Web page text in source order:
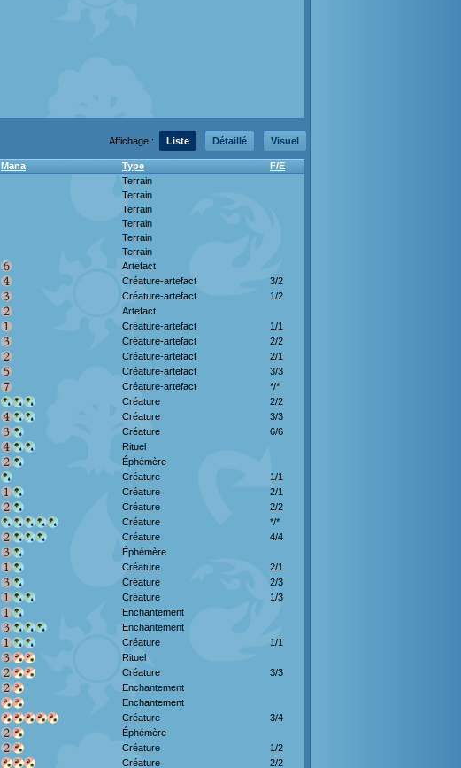
Affichage : Liste Détaillé Visuel
Mana Type
F/E
Terrain
Terrain
Terrain
Terrain
Terrain
Terrain
Artefact
Créature-artefact
3/2
Créature-artefact
1/2
Artefact
Créature-artefact
1/1
Créature-artefact
2/2
Créature-artefact
2/1
Créature-artefact
3/3
Créature-artefact
*/*
Créature
2/2
Créature
3/3
Créature
6/6
Rituel
Éphémère
Créature
1/1
Créature
2/1
Créature
2/2
Créature
*/*
Créature
4/4
Éphémère
Créature
2/1
Créature
2/3
Créature
1/3
Enchantement
Enchantement
Créature
1/1
Rituel
Créature
3/3
Enchantement
Enchantement
Créature
3/4
Éphémère
Créature
1/2
Créature 2/2